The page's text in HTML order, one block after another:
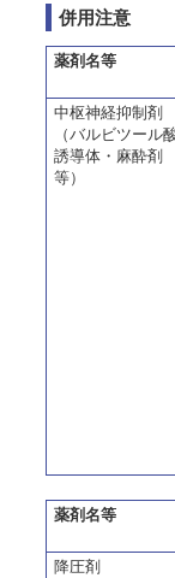
併用注意
薬剤名等
中枢神経抑制剤
（バルビツール
誘導体・麻酔剤
等）
薬剤名等
降圧剤